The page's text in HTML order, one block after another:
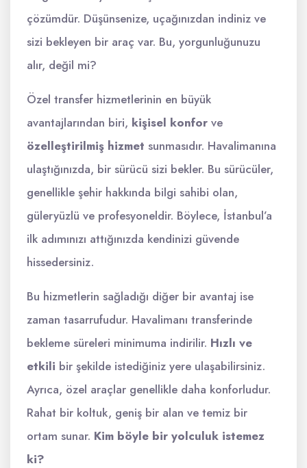
çözümdür. Düşünsenize, uçağınızdan indiniz ve
sizi bekleyen bir araç var. Bu, yorgunluğunuzu
alır, değil mi?
Özel transfer hizmetlerinin en büyük
avantajlarından biri, kişisel konfor ve
özelleştirilmiş hizmet sunmasıdır. Havalimanına
ulaştığınızda, bir sürücü sizi bekler. Bu sürücüler,
genellikle şehir hakkında bilgi sahibi olan,
güleryüzlü ve profesyoneldir. Böylece, İstanbul’a
ilk adımınızı attığınızda kendinizi güvende
hissedersiniz.
Bu hizmetlerin sağladığı diğer bir avantaj ise
zaman tasarrufudur. Havalimanı transferinde
bekleme süreleri minimuma indirilir. Hızlı ve
etkili bir şekilde istediğiniz yere ulaşabilirsiniz.
Ayrıca, özel araçlar genellikle daha konforludur.
Rahat bir koltuk, geniş bir alan ve temiz bir
ortam sunar. Kim böyle bir yolculuk istemez
ki?